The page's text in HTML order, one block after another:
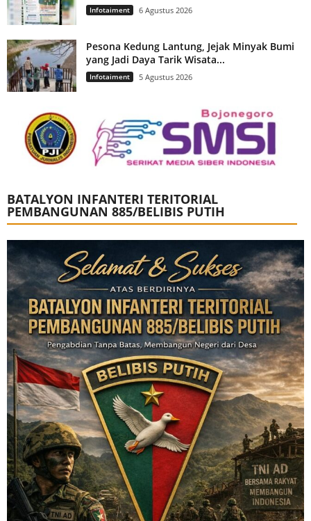
Infotaiment 6 Agustus 2026
Pesona Kedung Lantung, Jejak Minyak Bumi
yang Jadi Daya Tarik Wisata...
Infotaiment 5 Agustus 2026
BATALYON INFANTERI TERITORIAL
PEMBANGUNAN 885/BELIBIS PUTIH